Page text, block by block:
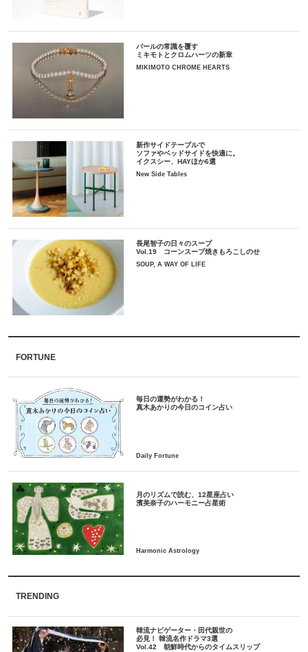
パールの常識を覆す
ミキモトとクロムハーツの新章
MIKIMOTO CHROME HEARTS
新作サイドテーブルで
ソファやベッドサイドを快適に。
イクスシー、HAYほか6選
New Side Tables
長尾智子の日々のスープ
Vol.19 コーンスープ焼きもろこしのせ
SOUP, A WAY OF LIFE
FORTUNE
毎日の運勢がわかる！
月のリズムで読む、12星座占い
TRENDING
韓流ナビゲーター・田代親世の
必見！ 韓流名作ドラマ3選
Vol.42 朝鮮時代からのタイムスリップ